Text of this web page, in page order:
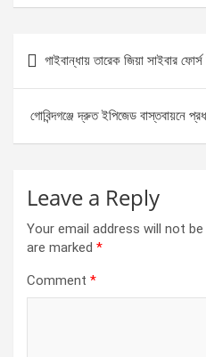
ce
o
o
k
se
g
er
at
s
A
p
p
ar
Post
navigation
গাইবান্ধায় তারেক জিয়া সাইবার ফোর্স
গোবিন্দগঞ্জে দ্রুত ইপিজেড বাস্তবায়নে
Leave a Reply
Your email address will not be
are marked *
Comment *